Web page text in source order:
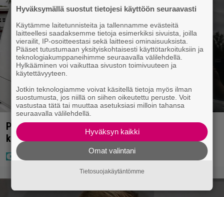
Poliisilla tehovalvonta – tästä kysymys ja näin
kauan kestää
Hyväksymällä suostut tietojesi käyttöön seuraavasti
Käytämme laitetunnisteita ja tallennamme evästeitä
laitteellesi saadaksemme tietoja esimerkiksi sivuista, joilla
vierailit, IP-osoitteestasi sekä laitteesi ominaisuuksista.
Pääset tutustumaan yksityiskohtaisesti käyttötarkoituksiin ja
teknologiakumppaneihimme seuraavalla välilehdellä.
Hylkääminen voi vaikuttaa sivuston toimivuuteen ja
käytettävyyteen.
Jotkin teknologiamme voivat käsitellä tietoja myös ilman
suostumusta, jos niillä on siihen oikeutettu peruste. Voit
vastustaa tätä tai muuttaa asetuksiasi milloin tahansa
seuraavalla välilehdellä.
Hyväksyn kaikki
Omat valintani
Tietosuojakäytäntömme